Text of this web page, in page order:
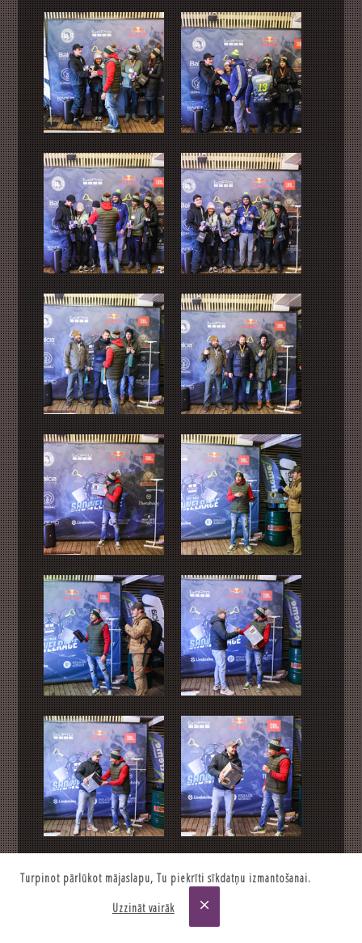
Turpinot pārlūkot mājaslapu, Tu piekrīti sīkdatņu izmantošanai.
Uzzināt vairāk
close